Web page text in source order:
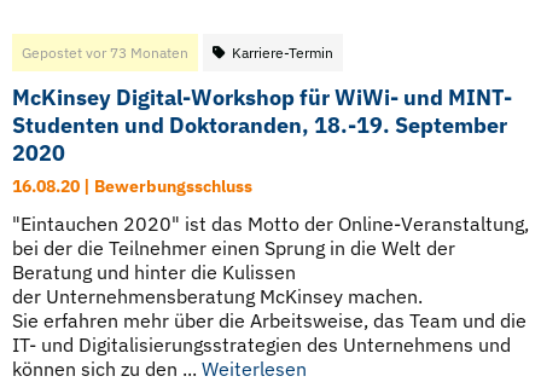
Gepostet vor 73 Monaten Karriere-Termin
McKinsey Digital-Workshop für WiWi- und MINT-
Studenten und Doktoranden, 18.-19. September
2020
16.08.20 | Bewerbungsschluss
"Eintauchen 2020" ist das Motto der Online-Veranstaltung,
bei der die Teilnehmer einen Sprung in die Welt der
Beratung und hinter die Kulissen
der Unternehmensberatung McKinsey machen.
Sie erfahren mehr über die Arbeitsweise, das Team und die
IT- und Digitalisierungsstrategien des Unternehmens und
können sich zu den ... Weiterlesen